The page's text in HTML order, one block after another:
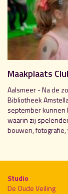
Maakplaats
Aalsmeer - Na de
Bibliotheek
september kunnen
waarin zij
bouwen, fotografie,
Studio
De Oude Veiling